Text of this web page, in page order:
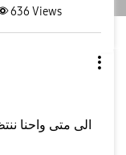
636 Views